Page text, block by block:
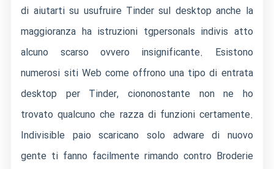
di aiutarti su usufruire Tinder sul desktop anche la
maggioranza ha istruzioni tgpersonals indivis atto
alcuno scarso ovvero insignificante. Esistono
numerosi siti Web come offrono una tipo di entrata
desktop per Tinder, ciononostante non ne ho
trovato qualcuno che razza di funzioni certamente.
Indivisible paio scaricano solo adware di nuovo
gente ti fanno facilmente rimando contro Broderie